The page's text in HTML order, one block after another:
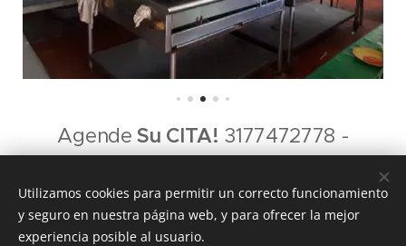
Agende Su CITA! 3177472778 -
Utilizamos cookies para permitir un correcto funcionamiento
y seguro en nuestra página web, y para ofrecer la mejor
experiencia posible al usuario.